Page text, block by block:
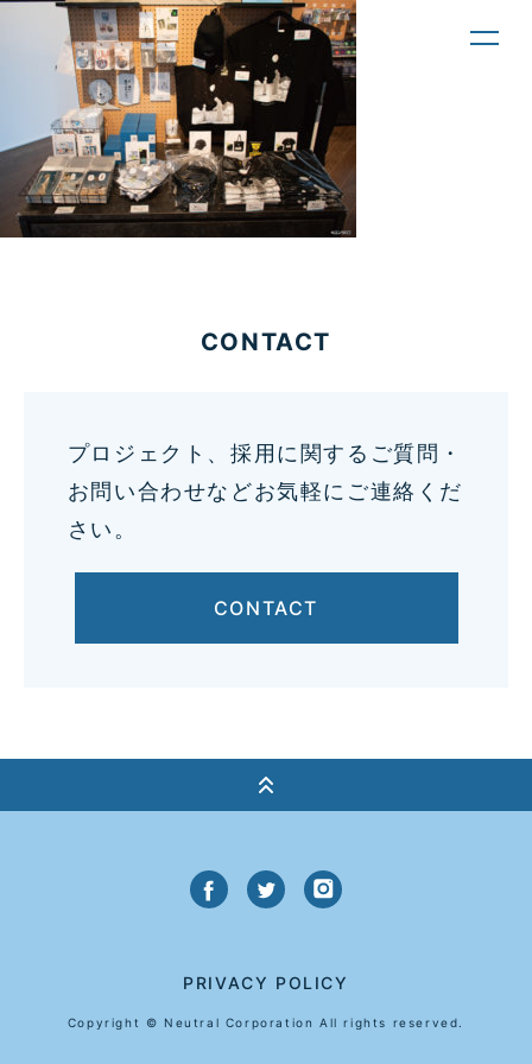
CONTACT
プロジェクト、採用に関するご質問・
お問い合わせなどお気軽にご連絡くだ
さい。
CONTACT
PRIVACY POLICY
Copyright © Neutral Corporation All rights reserved.